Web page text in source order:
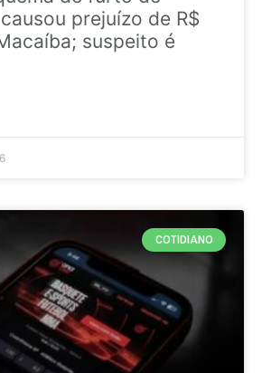
prejuízo de R$
suspeito é
COTIDIANO